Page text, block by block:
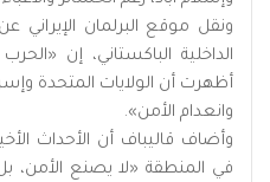
ونقل موقع البرلمان الإيراني
الداخلية الباكستاني، إن
أظهرت أن الولايات المتحدة
وانعدام الأمن».
وأضاف قاليباف أن الأحداث
في المنطقة «لا يصنع الأمن،